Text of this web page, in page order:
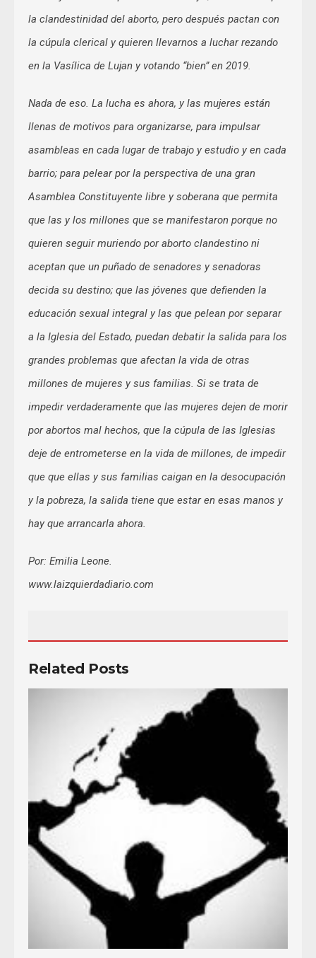
la clandestinidad del aborto, pero después pactan con
la cúpula clerical y quieren llevarnos a luchar rezando
en la Vasílica de Lujan y votando “bien” en 2019.
Nada de eso. La lucha es ahora, y las mujeres están
llenas de motivos para organizarse, para impulsar
asambleas en cada lugar de trabajo y estudio y en cada
barrio; para pelear por la perspectiva de una gran
Asamblea Constituyente libre y soberana que permita
que las y los millones que se manifestaron porque no
quieren seguir muriendo por aborto clandestino ni
aceptan que un puñado de senadores y senadoras
decida su destino; que las jóvenes que defienden la
educación sexual integral y las que pelean por separar
a la Iglesia del Estado, puedan debatir la salida para los
grandes problemas que afectan la vida de otras
millones de mujeres y sus familias. Si se trata de
impedir verdaderamente que las mujeres dejen de morir
por abortos mal hechos, que la cúpula de las Iglesias
deje de entrometerse en la vida de millones, de impedir
que que ellas y sus familias caigan en la desocupación
y la pobreza, la salida tiene que estar en esas manos y
hay que arrancarla ahora.
Por: Emilia Leone.
www.laizquierdadiario.com
Related Posts